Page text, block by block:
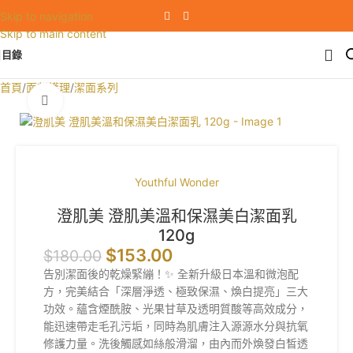
Skip to navigation
Skip to main content
目錄
首頁/面部護理/潔面系列
Youthful Wonder
澄肌美 澄肌美溫和保濕美白潔面乳
120g
$180.00 $153.00
告別潔面後的乾燥緊繃！✨ 全新升級日本溫和微泡配
方，完美結合「深層淨透、極致保濕、煥白提亮」三大
功效。蘊含煙酰胺、光果甘草及透明質酸等高效成分，
能迅速帶走毛孔污垢，同時為肌膚注入源源水分與抗氧
修護力量。洗後觸感如絲般滑溜，由內而外煥發白皙透